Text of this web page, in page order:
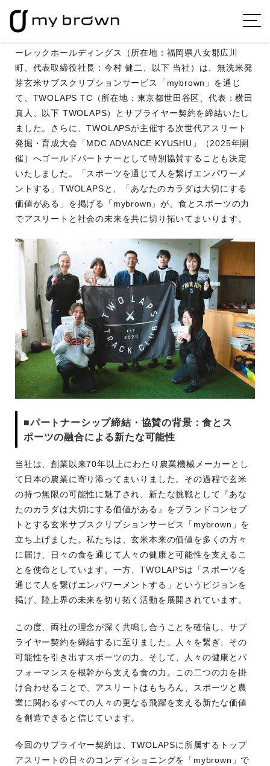
ーレックホールディングス（所在地：福岡県八女郡広川
町、代表取締役社長：今村 健二、以下 当社）は、無洗米発
芽玄米サブスクリプションサービス「mybrown」を通じ
て、TWOLAPS TC（所在地：東京都世田谷区、代表：横田
真人、以下 TWOLAPS）とサプライヤー契約を締結いたし
ました。さらに、TWOLAPSが主催する次世代アスリート
発掘・育成大会「MDC ADVANCE KYUSHU」（2025年開
催）へゴールドパートナーとして特別協賛することも決定
いたしました。「スポーツを通じて人を繋げエンパワーメ
ントする」TWOLAPSと、「あなたのカラダは大切にする
価値がある」を掲げる「mybrown」が、食とスポーツの力
でアスリートと社会の未来を共に切り拓いてまいります。
■パートナーシップ締結・協賛の背景：食とス
ポーツの融合による新たな可能性
当社は、創業以来70年以上にわたり農業機械メーカーとし
て日本の農業に寄り添ってまいりました。その過程で玄米
の持つ無限の可能性に魅了され、新たな挑戦として『あな
たのカラダは大切にする価値がある』をブランドコンセプ
トとする玄米サブスクリプションサービス「mybrown」を
立ち上げました。私たちは、玄米本来の価値を多くの方々
に届け、日々の食を通じて人々の健康と可能性を支えるこ
とを使命としています。一方、TWOLAPSは「スポーツを
通じて人を繋げエンパワーメントする」というビジョンを
掲げ、陸上界の未来を切り拓く活動を展開されています。
この度、両社の理念が深く共鳴し合うことを確信し、サプ
ライヤー契約を締結するに至りました。人々を繋ぎ、その
可能性を引き出すスポーツの力。そして、人々の健康とパ
フォーマンスを根幹から支える食の力。この二つの力を掛
け合わせることで、アスリートはもちろん、スポーツと農
業に関わるすべての人々の更なる飛躍を支える新たな価値
を創造できると信じています。
今回のサプライヤー契約は、TWOLAPSに所属するトップ
アスリートの日々のコンディショニングを「mybrown」で